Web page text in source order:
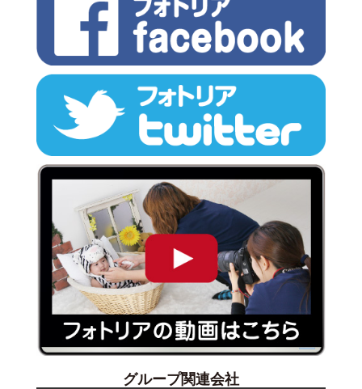
グループ関連会社